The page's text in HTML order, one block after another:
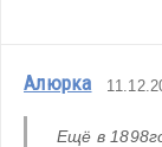
Алюрка
Ещё в